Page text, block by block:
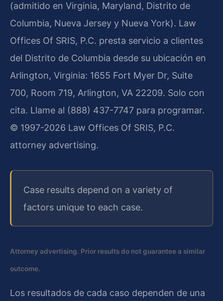
(admitido en Virginia, Maryland, Distrito de
Columbia, Nueva Jersey y Nueva York). Law
Offices Of SRIS, P.C. presta servicio a clientes
del Distrito de Columbia desde su ubicación en
Arlington, Virginia: 1655 Fort Myer Dr, Suite
700, Room 719, Arlington, VA 22209. Solo con
cita. Llame al (888) 437-7747 para programar.
© 1997-2026 Law Offices Of SRIS, P.C.
attorney advertising.
Case results depend on a variety of
factors unique to each case.
Attorney advertising. Prior results do not guarantee a similar
outcome.
Los resultados de cada caso dependen de una